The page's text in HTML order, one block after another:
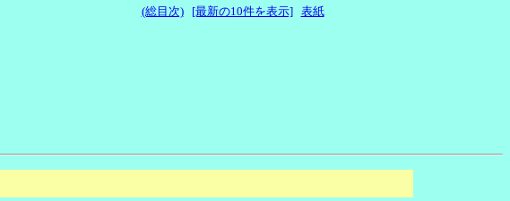
(総目次) [最新の10件を表示] 表紙